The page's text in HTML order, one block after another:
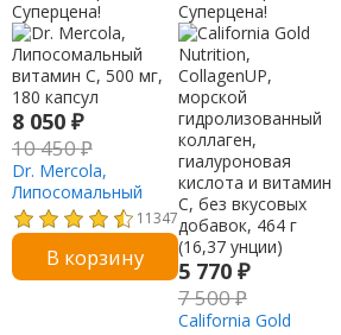
Суперцена!
8 050 ₽
10 450₽
Dr. Mercola,
Липосомальный
витамин C, 500 мг,
180 капсул
11347
В корзину
Суперцена!
5 770 ₽
7 500₽
California Gold